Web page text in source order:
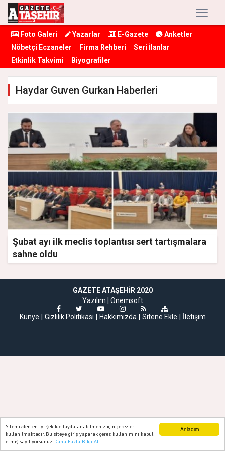
Anladım
Sitemizden en iyi şekilde faydalanabilmeniz için çerezler
kullanılmaktadır. Bu siteye giriş yaparak çerez kullanımını kabul
etmiş sayılıyorsunuz. Daha Fazla Bilgi Al
Foto Galeri Yazarlar E-Gazete
Anketler
Nöbetçi Eczaneler
Firma Rehberi
Seri İlanlar
Etkinlik Takvimi
Biyografiler
Haydar Guven Gurkan Haberleri
Şubat ayı ilk meclis toplantısı sert tartışmalara
sahne oldu
GAZETE ATAŞEHIR 2020
Yazılım | Onemsoft
Künye
Gizlilik Politikası Hakkımızda Sitene Ekle İletişim
Ana Sayfa Web TV